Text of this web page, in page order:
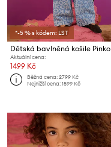
*-5 % s kódem: LST
Dětská bavlněná košile Pinko
Aktuální cena:
1499 Kč
Běžná cena:2799 Kč
Nejnižší cena:1599 Kč